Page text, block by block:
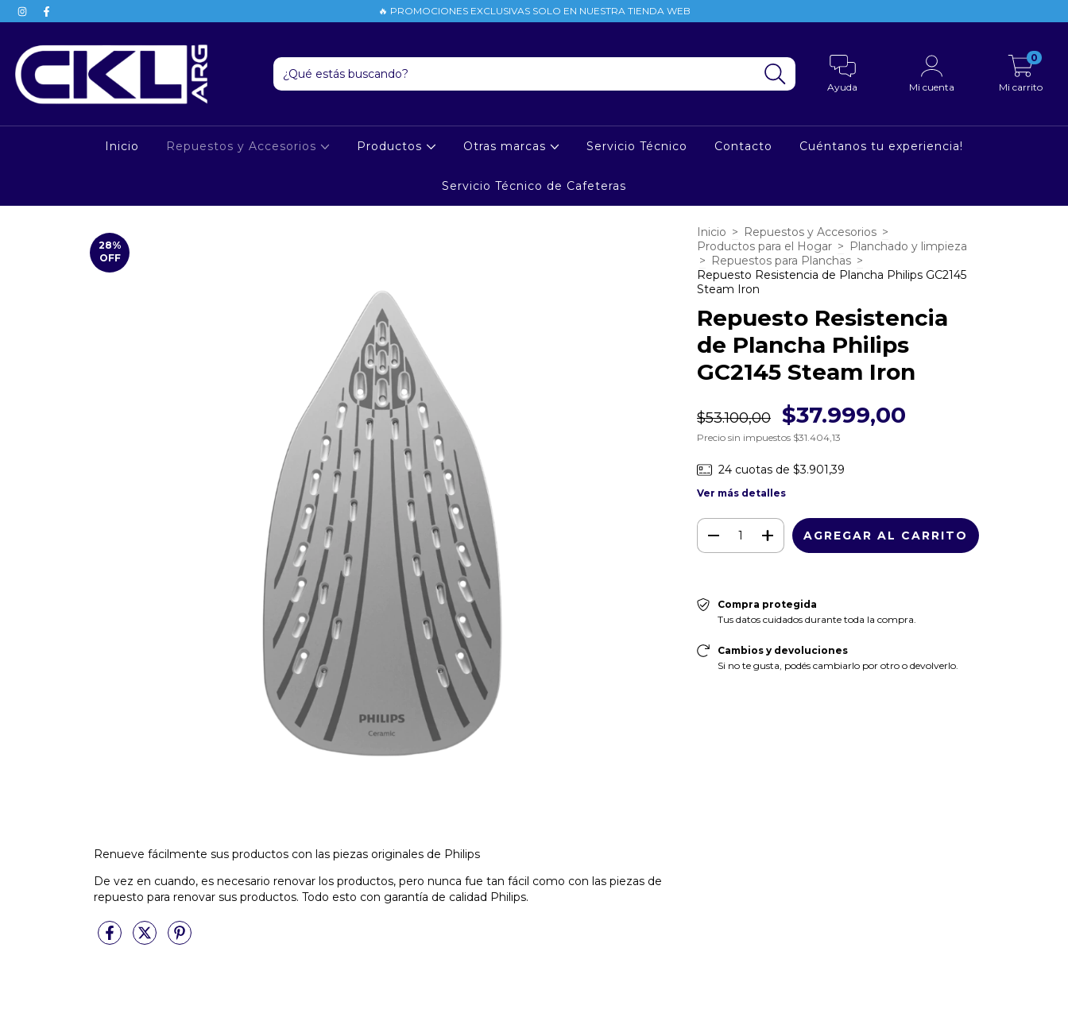
🔥 PROMOCIONES EXCLUSIVAS SOLO EN NUESTRA TIENDA WEB
Ayuda Mi cuenta Mi carrito
0
Inicio Repuestos y Accesorios Productos Otras marcas Servicio Técnico Contacto Cuéntanos tu experiencia!
Servicio Técnico de Cafeteras
28%
OFF
Renueve fácilmente sus productos con las piezas originales de Philips
De vez en cuando, es necesario renovar los productos, pero nunca fue tan fácil como con las piezas de
repuesto para renovar sus productos. Todo esto con garantía de calidad Philips.
Inicio > Repuestos y Accesorios >
Productos para el Hogar > Planchado y limpieza
> Repuestos para Planchas >
Repuesto Resistencia de Plancha Philips GC2145
Steam Iron
Repuesto Resistencia
de Plancha Philips
GC2145 Steam Iron
$53.100,00 $37.999,00
Precio sin impuestos $31.404,13
24 cuotas de $3.901,39
Ver más detalles
Compra protegida
Tus datos cuidados durante toda la compra.
Cambios y devoluciones
Si no te gusta, podés cambiarlo por otro o devolverlo.